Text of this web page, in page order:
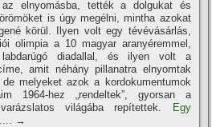
az elnyomásba, tették a dolgukat és
is úgy megélni, mintha azokat
körül. Ilyen volt egy tévévásárlás,
olimpia a 10 magyar aranyéremmel,
diadallal, és ilyen volt a
amit néhány pillanatra elnyomtak
melyeket azok a kordokumentumok
1964-hez „rendeltek”, gyorsan a
világába repí­tettek.
Egy
→